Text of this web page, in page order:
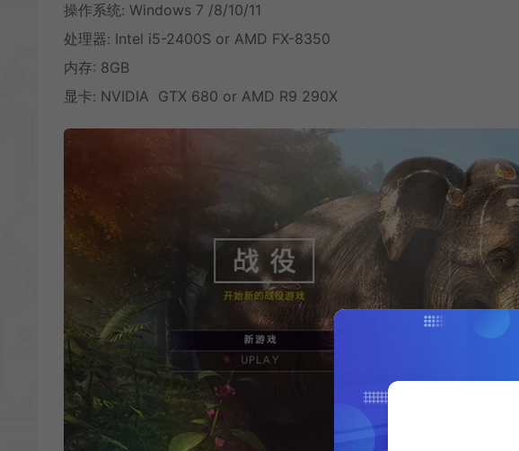
操作系统: Windows 7 /8/10/11
处理器: Intel i5-2400S or AMD FX-8350
内存: 8GB
显卡: NVIDIA GTX 680 or AMD R9 290X